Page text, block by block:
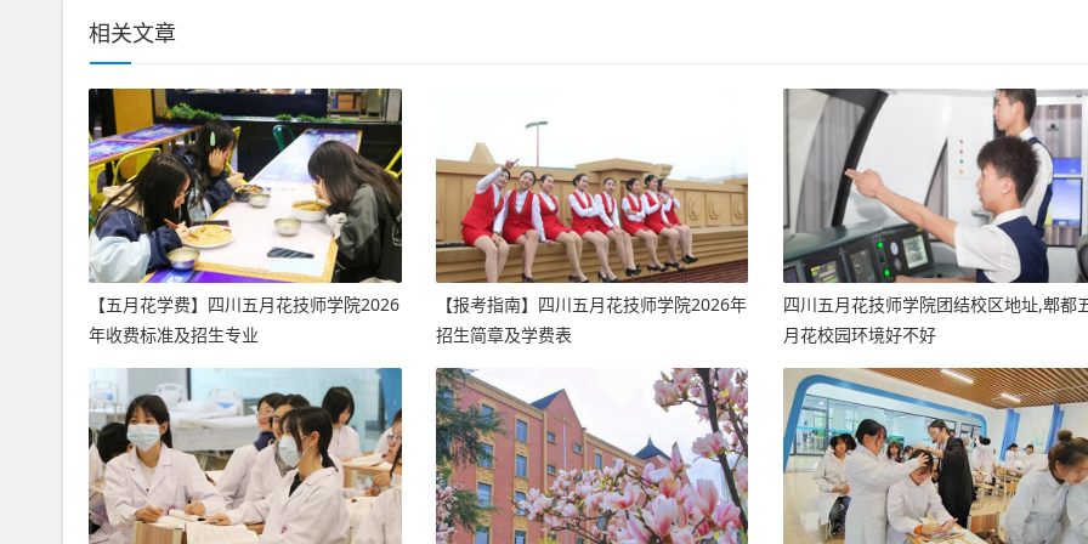
相关文章
【五月花学费】四川五月花技师学院2026
年收费标准及招生专业
【报考指南】四川五月花技师学院2026年
招生简章及学费表
四川五月花技师学院团结校区地址,郫都
月花校园环境好不好